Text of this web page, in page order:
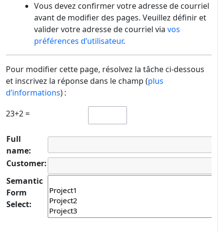
Vous devez confirmer votre adresse de courriel
avant de modifier des pages. Veuillez définir et
valider votre adresse de courriel via vos
préférences d’utilisateur.
Pour modifier cette page, résolvez la tâche ci-dessous
et inscrivez la réponse dans le champ (plus
d’informations) :
23+2 =
Full
name:
Customer:
Semantic
Form
Select: